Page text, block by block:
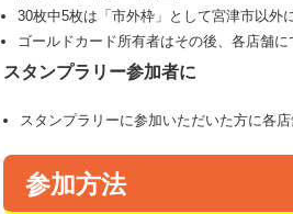
30枚中5枚は「市外枠」として宮津市以外
ゴールドカード所有者はその後、各店舗に
スタンプラリー参加者に
スタンプラリーに参加いただいた方に各
参加方法